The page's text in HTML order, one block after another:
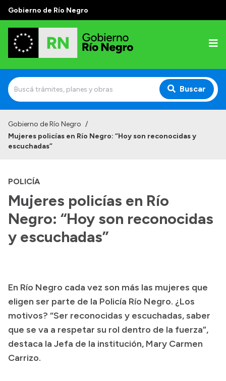
Gobierno de Río Negro
Buscar
Autoridades
Autoridades y Organismos
Discursos en la Legislatura
Casa de Gobierno
Acerca de Río Negro
Invertí en Río Negro
Transparencia
Presupuesto
Gobierno de Río Negro /
Mujeres policías en Río Negro: “Hoy son reconocidas y
escuchadas”
POLICÍA
Mujeres policías en Río
Negro: “Hoy son reconocidas
y escuchadas”
En Río Negro cada vez son más las mujeres que
eligen ser parte de la Policía Río Negro. ¿Los
motivos? “Ser reconocidas y escuchadas, saber
que se va a respetar su rol dentro de la fuerza”,
destaca la Jefa de la institución, Mary Carmen
Carrizo.